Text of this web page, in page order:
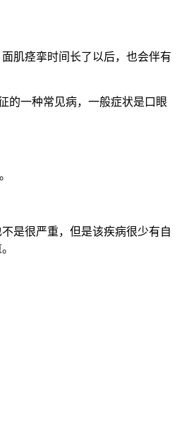
肌痉挛时间长了以后，也会伴有
的一种常见病，一般症状是口眼
是很严重，但是该疾病很少有自